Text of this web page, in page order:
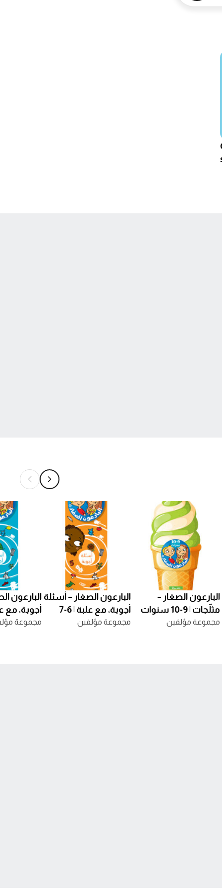
البارعون الصغار –
مثلّجات | 9-10 سنوات
مجموعة مؤلفين
البارعون الصغار – أسئلة
أجوبة، مع علبة | 6-7
سنوات
مجموعة مؤلفين
البارعون
سنوات
مجموعة